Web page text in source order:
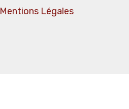
Mentions Légales